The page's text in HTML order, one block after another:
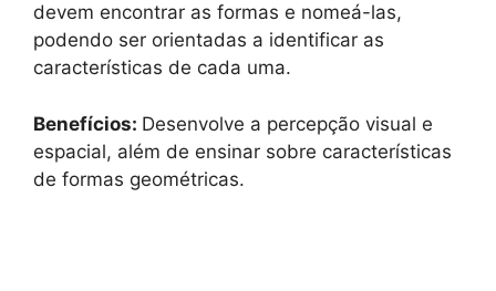
devem encontrar as formas e nomeá-las,
podendo ser orientadas a identificar as
características de cada uma.
Benefícios: Desenvolve a percepção visual e
espacial, além de ensinar sobre características
de formas geométricas.